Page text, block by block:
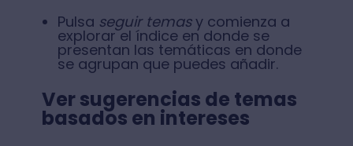
Pulsa seguir temasy comienza a
explorar el índice en donde se
presentan las temáticas en donde
se agrupan que puedes añadir.
Ver sugerencias de temas
basados en intereses